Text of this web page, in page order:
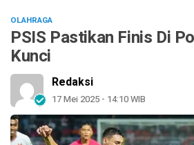
OLAHRAGA
PSIS Pastikan Finis Di
Kunci
Redaksi
17 Mei 2025 - 14:10 WIB